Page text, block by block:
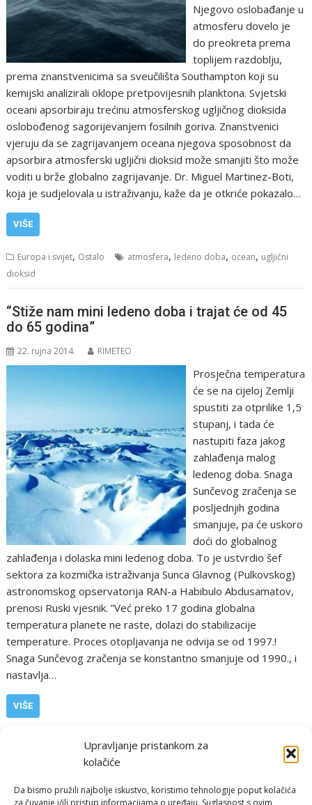
Upravljanje pristankom za
kolačiće
Da bismo pružili najbolje iskustvo, koristimo tehnologije poput kolačića
za čuvanje i/ili pristup informacijama o uređaju. Suglasnost s ovim
Njegovo oslobađanje u
atmosferu dovelo je
do preokreta prema
toplijem razdoblju,
prema znanstvenicima sa sveučilišta Southampton koji su
kemijski analizirali oklope pretpovijesnih planktona. Svjetski
oceani apsorbiraju trećinu atmosferskog ugljičnog dioksida
oslobođenog sagorijevanjem fosilnih goriva. Znanstvenici
vjeruju da se zagrijavanjem oceana njegova sposobnost da
apsorbira atmosferski ugljični dioksid može smanjiti što može
voditi u brže globalno zagrijavanje. Dr. Miguel Martinez-Boti,
koja je sudjelovala u istraživanju, kaže da je otkriće pokazalo…
VIŠE
Europa i svijet, Ostalo atmosfera, ledeno doba, ocean, ugljični
dioksid
“Stiže nam mini ledeno doba i trajat će od 45
do 65 godina”
22. rujna 2014. RIMETEO
Prosječna temperatura
će se na cijeloj Zemlji
spustiti za otprilike 1,5
stupanj, i tada će
nastupiti faza jakog
zahlađenja malog
ledenog doba. Snaga
Sunčevog zračenja se
posljednjih godina
smanjuje, pa će uskoro
doći do globalnog
zahlađenja i dolaska mini ledenog doba. To je ustvrdio šef
sektora za kozmička istraživanja Sunca Glavnog (Pulkovskog)
astronomskog opservatorija RAN-a Habibulo Abdusamatov,
prenosi Ruski vjesnik. ”Već preko 17 godina globalna
temperatura planete ne raste, dolazi do stabilizacije
temperature. Proces otopljavanja ne odvija se od 1997.!
Snaga Sunčevog zračenja se konstantno smanjuje od 1990., i
nastavlja…
VIŠE